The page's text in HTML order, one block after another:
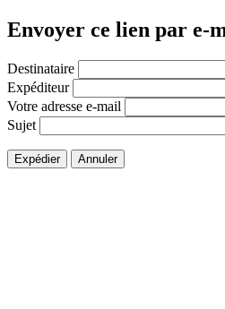
Envoyer ce lien par e-
Destinataire
Expéditeur
Votre adresse e-mail
Sujet
Expédier Annuler